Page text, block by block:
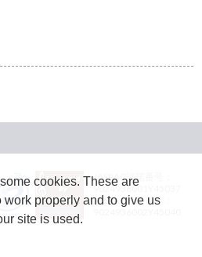
JASRAC許諾番号：
9024936001Y45037
JASRAC許諾番号：
cookies. These are
work properly and to give us
site is used.